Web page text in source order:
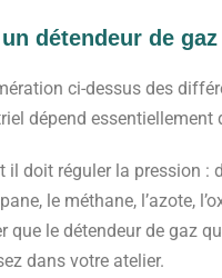
détendeur de gaz
ci-dessus des
dépend essentiellement
il doit réguler la pression :
le méthane, l’azote,
que le détendeur de gaz
dans votre atelier.